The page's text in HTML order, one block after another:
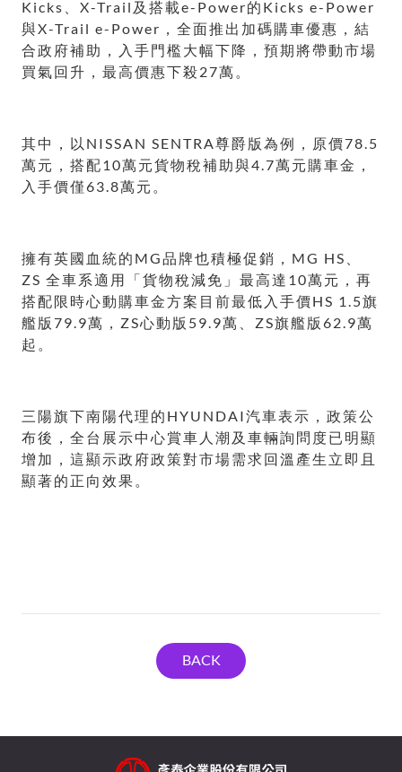
Kicks、X-Trail及搭載e-Power的Kicks e-Power
與X-Trail e-Power，全面推出加碼購車優惠，結
合政府補助，入手門檻大幅下降，預期將帶動市場
買氣回升，最高價惠下殺27萬。
其中，以NISSAN SENTRA尊爵版為例，原價78.5
萬元，搭配10萬元貨物稅補助與4.7萬元購車金，
入手價僅63.8萬元。
擁有英國血統的MG品牌也積極促銷，MG HS、
ZS 全車系適用「貨物稅減免」最高達10萬元，再
搭配限時心動購車金方案目前最低入手價HS 1.5旗
艦版79.9萬，ZS心動版59.9萬、ZS旗艦版62.9萬
起。
三陽旗下南陽代理的HYUNDAI汽車表示，政策公
布後，全台展示中心賞車人潮及車輛詢問度已明顯
增加，這顯示政府政策對市場需求回溫產生立即且
顯著的正向效果。
BACK